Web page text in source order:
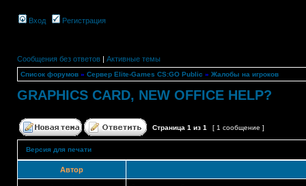
Вход Регистрация
Сообщения без ответов | Активные темы
Список форумов » Сервер Elite-Games CS:GO Public » Жалобы на игроков
GRAPHICS CARD, NEW OFFICE HELP?
Страница 1 из 1 [ 1 сообщение ]
Версия для печати
Автор